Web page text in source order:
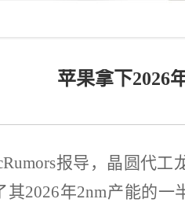
苹果拿下2026
报导，晶圆代工
其2026年2nm产能的一